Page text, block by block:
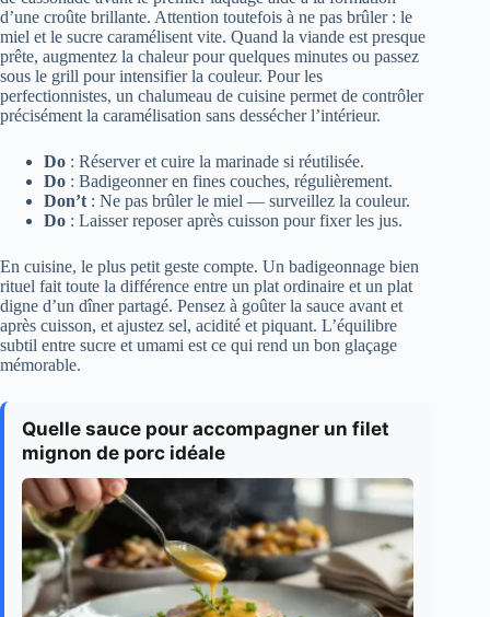
d’une croûte brillante. Attention toutefois à ne pas brûler : le
miel et le sucre caramélisent vite. Quand la viande est presque
prête, augmentez la chaleur pour quelques minutes ou passez
sous le grill pour intensifier la couleur. Pour les
perfectionnistes, un chalumeau de cuisine permet de contrôler
précisément la caramélisation sans dessécher l’intérieur.
Do : Réserver et cuire la marinade si réutilisée.
Do : Badigeonner en fines couches, régulièrement.
Don’t : Ne pas brûler le miel — surveillez la couleur.
Do : Laisser reposer après cuisson pour fixer les jus.
En cuisine, le plus petit geste compte. Un badigeonnage bien
rituel fait toute la différence entre un plat ordinaire et un plat
digne d’un dîner partagé. Pensez à goûter la sauce avant et
après cuisson, et ajustez sel, acidité et piquant. L’équilibre
subtil entre sucre et umami est ce qui rend un bon glaçage
mémorable.
Quelle sauce pour accompagner un filet
mignon de porc idéale